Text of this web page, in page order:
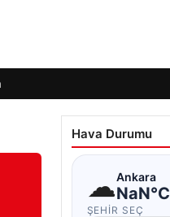
Hava Durumu
☁Ankara
NaN°C
ŞEHIR SEÇ